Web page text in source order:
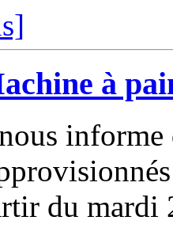
à
du mardi